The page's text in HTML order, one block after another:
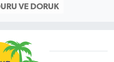
VE DORUK